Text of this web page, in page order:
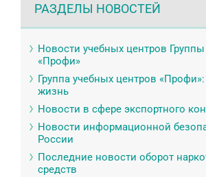
РАЗДЕЛЫ НОВОСТЕЙ
Новости учебных центров
«Профи»
Группа учебных центров
жизнь
Новости в сфере экспортного
Новости информационной
России
Последние новости оборот
средств